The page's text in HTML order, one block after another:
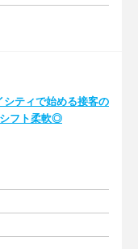
シティで始める接客の
フト柔軟◎